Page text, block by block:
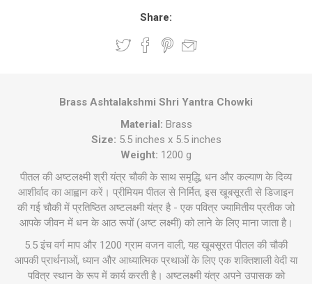
Share:
Brass Ashtalakshmi Shri Yantra Chowki
Material: Brass
Size: 5.5 inches x 5.5 inches
Weight: 1200 g
पीतल की अष्टलक्ष्मी श्री यंत्र चौकी के साथ समृद्धि, धन और कल्याण के दिव्य
आशीर्वाद का आह्वान करें। प्रीमियम पीतल से निर्मित, इस खूबसूरती से डिजाइन
की गई चौकी में प्रतिष्ठित अष्टलक्ष्मी यंत्र है - एक पवित्र ज्यामितीय प्रतीक जो
आपके जीवन में धन के आठ रूपों (अष्ट लक्ष्मी) को लाने के लिए माना जाता है।
5.5 इंच वर्ग माप और 1200 ग्राम वजन वाली, यह खूबसूरत पीतल की चौकी
आपकी प्रार्थनाओं, ध्यान और आध्यात्मिक प्रथाओं के लिए एक शक्तिशाली वेदी या
पवित्र स्थान के रूप में कार्य करती है। अष्टलक्ष्मी यंत्र अपने उपासक को